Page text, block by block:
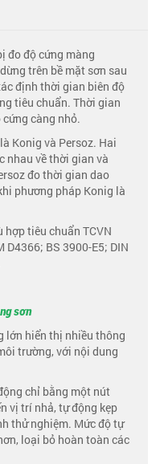
đo độ cứng màng
trên bề mặt sơn sau
định thời gian biên độ
tiêu chuẩn. Thời gian
càng nhỏ.
Konig và Persoz. Hai
nhau về thời gian và
đo thời gian dao
phương pháp Konig là
hợp tiêu chuẩn TCVN
D4366; BS 3900-E5; DIN
sơn
lớn hiển thị nhiều thông
trường, với nội dung
chỉ bằng một nút
vị trí nhả, tự động kẹp
thử nghiệm. Mức độ tự
loại bỏ hoàn toàn các